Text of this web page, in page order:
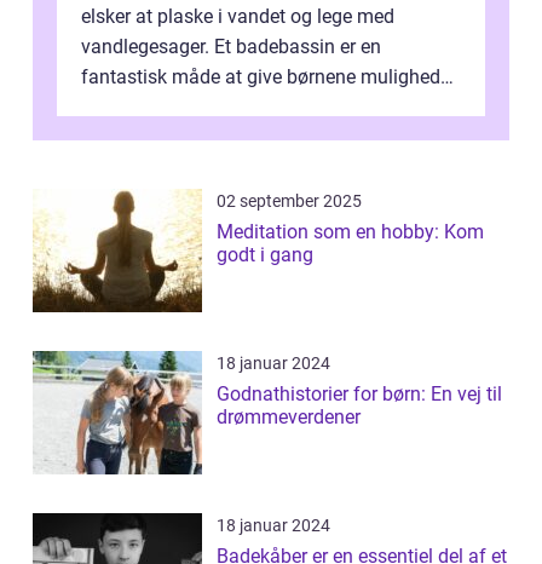
elsker at plaske i vandet og lege med
vandlegesager. Et badebassin er en
fantastisk måde at give børnene mulighed
me...
02 september 2025
Meditation som en hobby: Kom
godt i gang
18 januar 2024
Godnathistorier for børn: En vej til
drømmeverdener
18 januar 2024
Badekåber er en essentiel del af et